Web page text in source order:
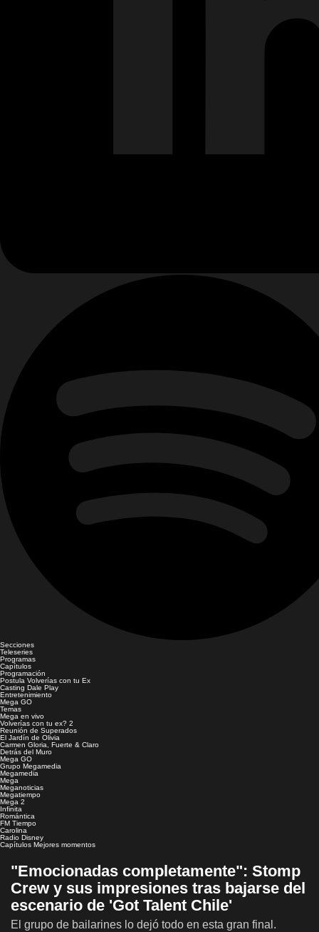
Secciones
Teleseries
Programas
Capítulos
Programación
Postula Volverías con tu Ex
Casting Dale Play
Entretenimiento
Mega GO
Temas
Mega en vivo
Volverías con tu ex? 2
Reunión de Superados
El Jardín de Olivia
Carmen Gloria, Fuerte & Claro
Detrás del Muro
Mega GO
Grupo Megamedia
Megamedia
Mega
Meganoticias
Megatiempo
Mega 2
Infinita
Romántica
FM Tiempo
Carolina
Radio Disney
Capítulos Mejores momentos
"Emocionadas completamente": Stomp
Crew y sus impresiones tras bajarse del
escenario de 'Got Talent Chile'
El grupo de bailarines lo dejó todo en esta gran final.